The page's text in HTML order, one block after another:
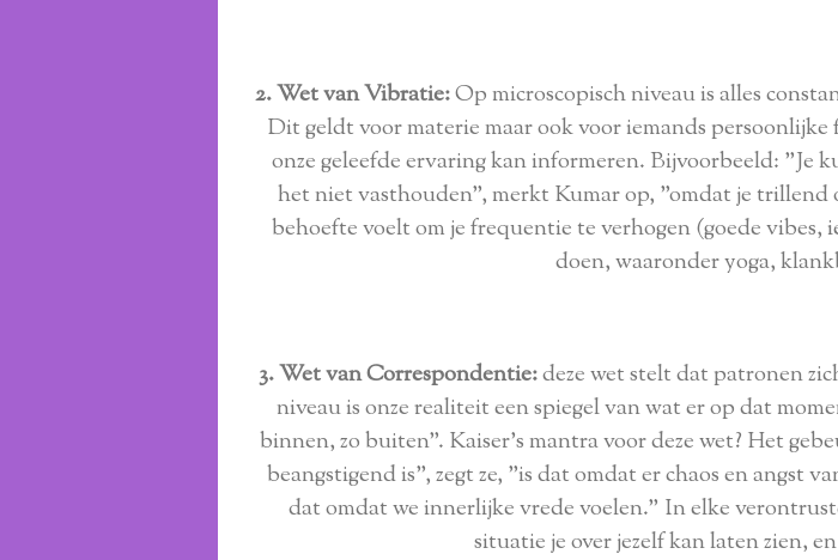
2. Wet van Vibratie:Op microscopisch niveau is alles
Dit geldt voor materie maar ook voor iemands
onze geleefde ervaring kan informeren. Bijvoorbeeld: "Je
het niet vasthouden", merkt Kumar op, "omdat je trillend
behoefte voelt om je frequentie te verhogen (goede vibes,
doen, waaronder yoga,
3. Wet van Correspondentie:deze wet stelt dat patronen
niveau is onze realiteit een spiegel van wat er op dat
binnen, zo buiten". Kaiser's mantra voor deze wet? Het
beangstigend is", zegt ze, "is dat omdat er chaos en angst
dat omdat we innerlijke vrede voelen." In elke
situatie je over jezelf kan laten zien,